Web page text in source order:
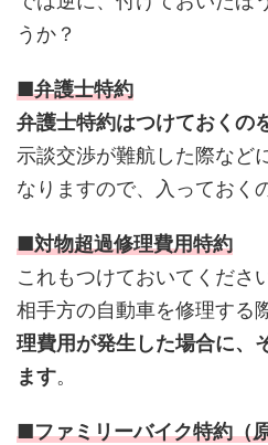
うか？
■弁護士特約
弁護士特約はつけておくの
示談交渉が難航した際など
なりますので、入っておく
■対物超過修理費用特約
これもつけておいてくださ
相手方の自動車を修理する
理費用が発生した場合に、
ます。
■ファミリーバイク特約（